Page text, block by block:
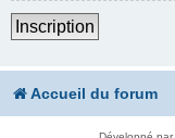
Inscription
Accueil du forum